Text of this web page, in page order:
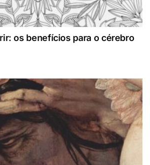
os benefícios para o cérebro